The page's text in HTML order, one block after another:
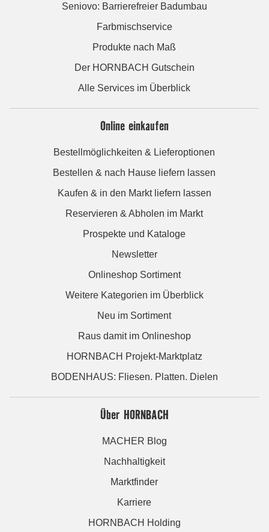
Seniovo: Barrierefreier Badumbau
Farbmischservice
Produkte nach Maß
Der HORNBACH Gutschein
Alle Services im Überblick
Online einkaufen
Bestellmöglichkeiten & Lieferoptionen
Bestellen & nach Hause liefern lassen
Kaufen & in den Markt liefern lassen
Reservieren & Abholen im Markt
Prospekte und Kataloge
Newsletter
Onlineshop Sortiment
Weitere Kategorien im Überblick
Neu im Sortiment
Raus damit im Onlineshop
HORNBACH Projekt-Marktplatz
BODENHAUS: Fliesen. Platten. Dielen
Über HORNBACH
MACHER Blog
Nachhaltigkeit
Marktfinder
Karriere
HORNBACH Holding